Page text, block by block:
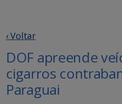
‹ Voltar
DOF apreende
cigarros
Paraguai